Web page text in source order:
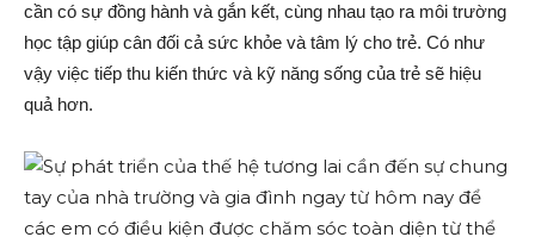
cần có sự đồng hành và gắn kết, cùng nhau tạo ra môi trường
học tập giúp cân đối cả sức khỏe và tâm lý cho trẻ. Có như
vậy việc tiếp thu kiến thức và kỹ năng sống của trẻ sẽ hiệu
quả hơn.